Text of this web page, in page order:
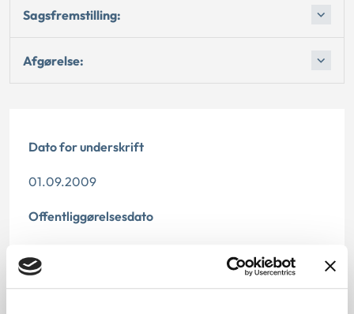
Sagsfremstilling:
Afgørelse:
Dato for underskrift
01.09.2009
Offentliggørelsesdato
Denne principafgørelse er kasseret den 7. februar